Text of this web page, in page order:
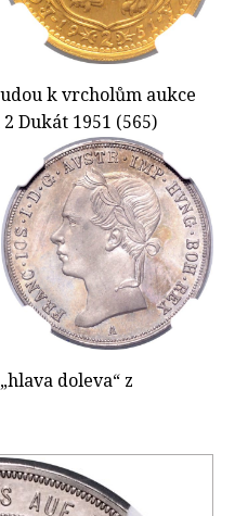
k vrcholům aukce
Dukát 1951 (565)
doleva“ z